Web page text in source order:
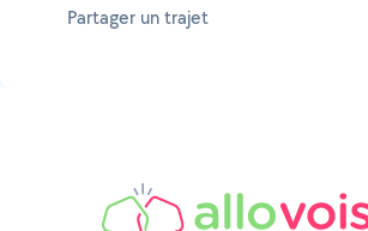
Partager un trajet